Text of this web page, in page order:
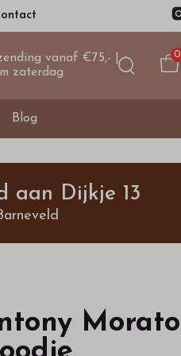
vanaf €75,- |
zaterdag
0
Blog
aan Dijkje 13
Morato